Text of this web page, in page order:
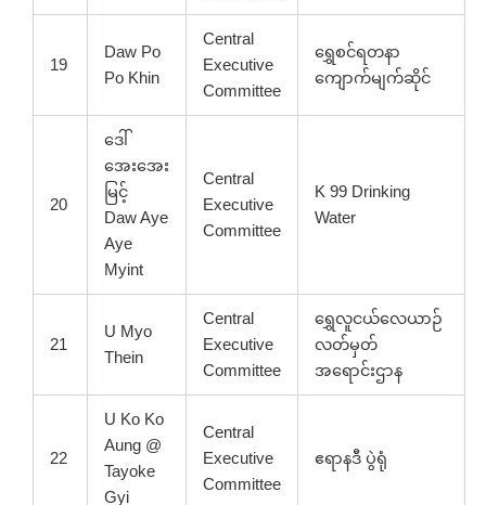
19
Daw Po
Po Khin
Central
Executive
Committee
ရွှေစင်ရတနာ
ကျောက်မျက်ဆိုင်
20
ဒေါ်
အေးအေး
မြင့်
Daw Aye
Aye
Myint
Central
Executive
Committee
K 99 Drinking
Water
21
U Myo
Thein
Central
Executive
Committee
ရွှေလူငယ်လေယာဉ်
လတ်မှတ်
အရောင်းဌာန
22
U Ko Ko
Aung @
Tayoke
Gyi
Central
Executive
Committee
ဧရာနဒီ ပွဲရုံ